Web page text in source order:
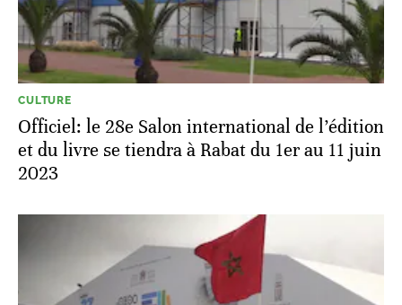
CULTURE
Officiel: le 28e Salon international de l’édition
et du livre se tiendra à Rabat du 1er au 11 juin
2023